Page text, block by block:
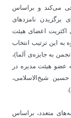
می‌کند و براساس
نامزدهای
اکثریت اعضای هیئت
شده ۹ عضو کارگروه به این ترتیب انتخاب
به جایزه‌ی آلما)،
عضو هیئت مدیره در
حسین شیخ‌الاسلامی،
متعدد، براساس